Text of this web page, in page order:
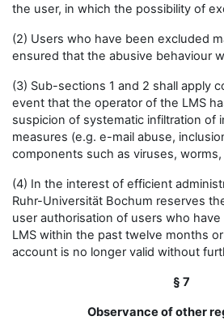
the user, in which the possibility of
(2) Users who have been excluded
ensured that the abusive behaviour
(3) Sub-sections 1 and 2 shall apply
event that the operator of the LMS
suspicion of systematic infiltration of
measures (e.g. e-mail abuse,
components such as viruses, worms,
(4) In the interest of efficient
Ruhr-Universität Bochum reserves
user authorisation of users who
LMS within the past twelve months
account is no longer valid without
§ 7
Observance of other